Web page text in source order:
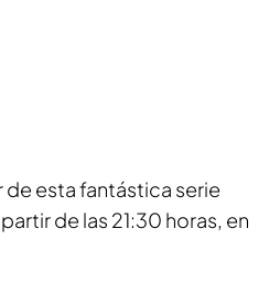
esta fantástica serie
de las 21:30 horas, en